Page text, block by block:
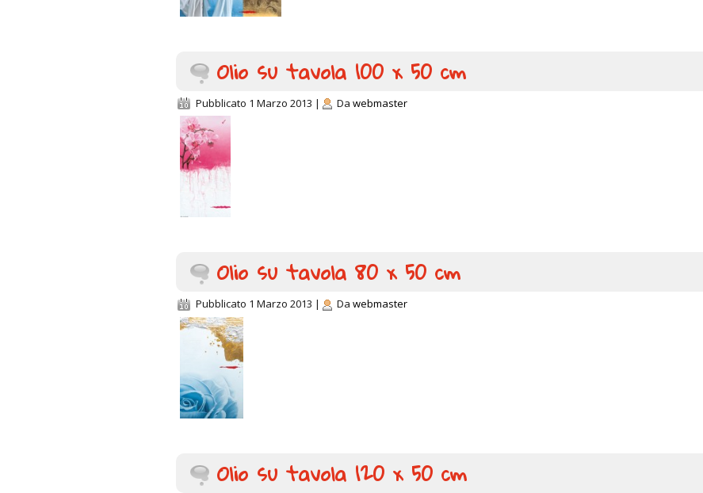
Olio su tavola 100 x 50 cm
Pubblicato 1 Marzo 2013 | Da webmaster
Olio su tavola 80 x 50 cm
Pubblicato 1 Marzo 2013 | Da webmaster
Olio su tavola 120 x 50 cm